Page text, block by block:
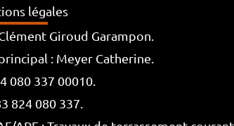
légales
Giroud Garampon.
: Meyer Catherine.
080 337 00010.
824 080 337.